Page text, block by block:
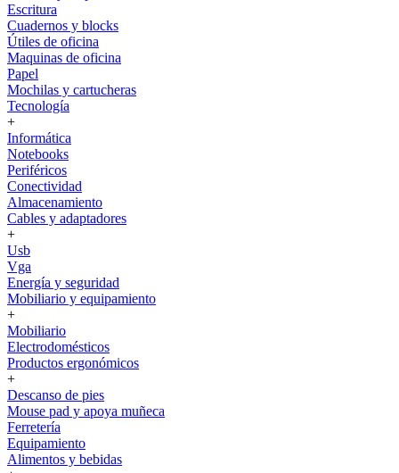
Escritura
Cuadernos y blocks
Útiles de oficina
Maquinas de oficina
Papel
Mochilas y cartucheras
Tecnología
+
Informática
Notebooks
Periféricos
Conectividad
Almacenamiento
Cables y adaptadores
+
Usb
Vga
Energía y seguridad
Mobiliario y equipamiento
+
Mobiliario
Electrodomésticos
Productos ergonómicos
+
Descanso de pies
Mouse pad y apoya muñeca
Ferretería
Equipamiento
Alimentos y bebidas